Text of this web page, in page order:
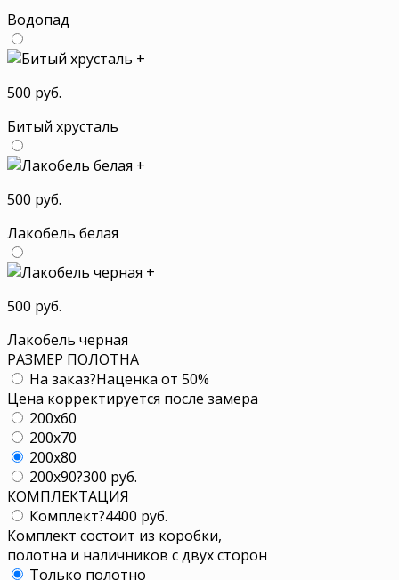
Водопад
+
500 руб.
Битый хрусталь
+
500 руб.
Лакобель белая
+
500 руб.
Лакобель черная
РАЗМЕР ПОЛОТНА
На заказ?Наценка от 50%
Цена корректируется после замера
200x60
200x70
200x80
200x90?300 руб.
КОМПЛЕКТАЦИЯ
Комплект?4400 руб.
Комплект состоит из коробки,
полотна и наличников с двух сторон
Только полотно